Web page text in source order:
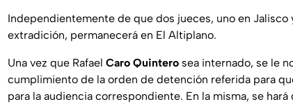
Independientemente de que dos jueces, uno en Jalisco
extradición, permanecerá en El Altiplano.
Una vez que Rafael Caro Quintero sea internado, se le
cumplimiento de la orden de detención referida para
para la audiencia correspondiente. En la misma, se